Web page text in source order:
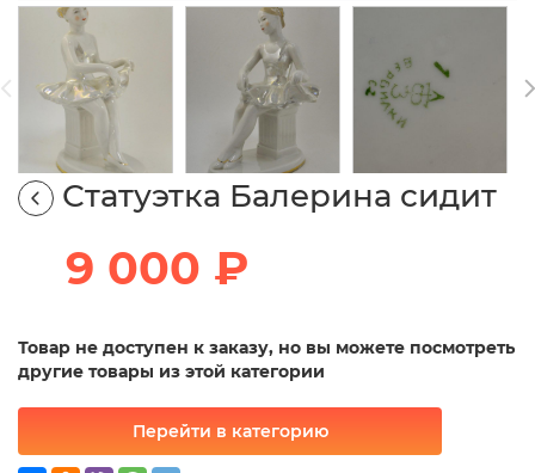
Статуэтка Балерина сидит
9 000 ₽
Товар не доступен к заказу, но вы можете посмотреть
другие товары из этой категории
Перейти в категорию